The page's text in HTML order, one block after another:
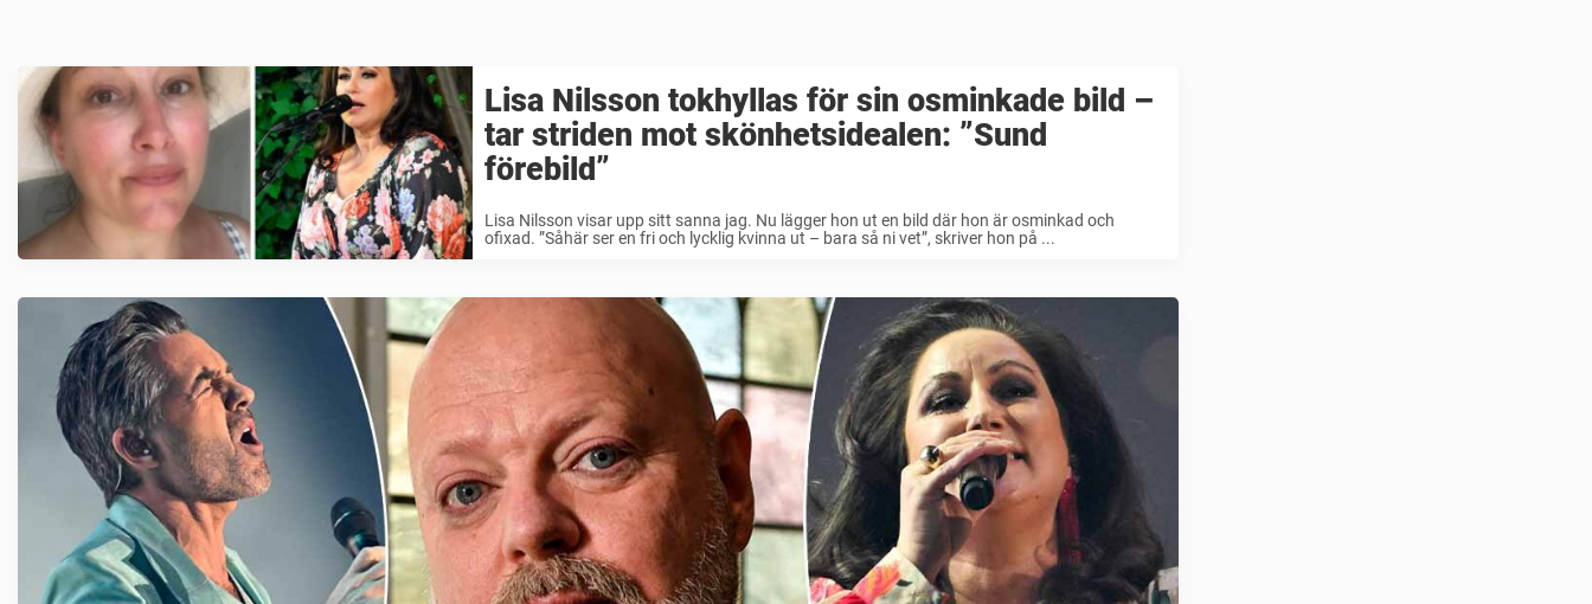
Lisa Nilsson tokhyllas för sin osminkade bild –
tar striden mot skönhetsidealen: ”Sund
förebild”
Lisa Nilsson visar upp sitt sanna jag. Nu lägger hon ut en bild där hon är osminkad och
ofixad. ”Såhär ser en fri och lycklig kvinna ut – bara så ni vet”, skriver hon på ...